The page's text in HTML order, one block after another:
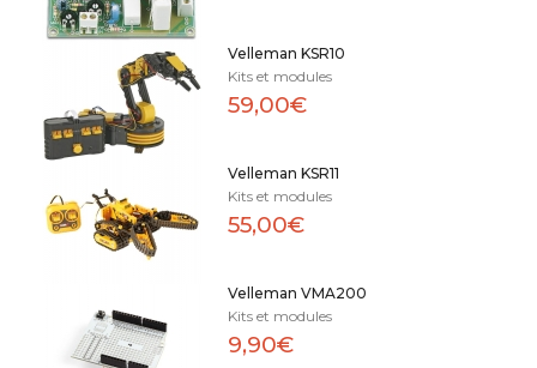
Velleman KSR10
Kits et modules
59,00€
Velleman KSR11
Kits et modules
55,00€
Velleman VMA200
Kits et modules
9,90€